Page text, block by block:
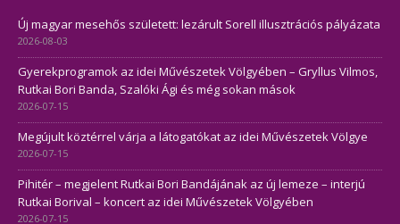
Új magyar mesehős született: lezárult Sorell illusztrációs pályázata
2026-08-03
Gyerekprogramok az idei Művészetek Völgyében – Gryllus Vilmos,
Rutkai Bori Banda, Szalóki Ági és még sokan mások
2026-07-15
Megújult köztérrel várja a látogatókat az idei Művészetek Völgye
2026-07-15
Pihitér – megjelent Rutkai Bori Bandájának az új lemeze – interjú
Rutkai Borival – koncert az idei Művészetek Völgyében
2026-07-15